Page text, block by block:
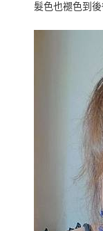
髮色也褪色到